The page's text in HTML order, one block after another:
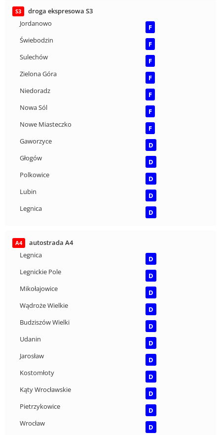
S3
droga ekspresowa S3
Jordanowo
F
Świebodzin
F
Sulechów
F
Zielona Góra
F
Niedoradz
F
Nowa Sól
F
Nowe Miasteczko
F
Gaworzyce
D
Głogów
D
Polkowice
D
Lubin
D
Legnica
D
A4
autostrada A4
Legnica
D
Legnickie Pole
D
Mikołajowice
D
Wądroże Wielkie
D
Budziszów Wielki
D
Udanin
D
Jarosław
D
Kostomłoty
D
Kąty Wrocławskie
D
Pietrzykowice
D
Wrocław
D